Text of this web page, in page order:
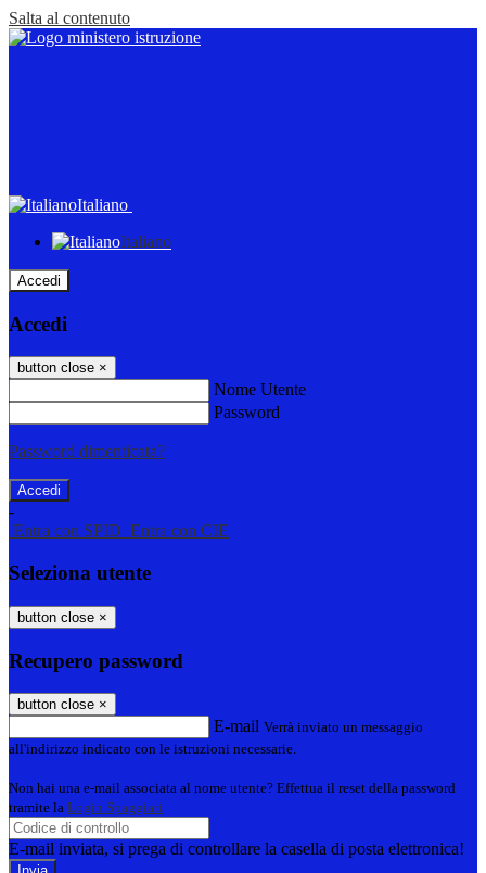
Salta al contenuto
Italiano
Italiano
Accedi
Accedi
button close ×
Nome Utente
Password
Password dimenticata?
-
Entra con SPID Entra con CIE
Seleziona utente
button close ×
Recupero password
button close ×
E-mail Verrà inviato un messaggio
all'indirizzo indicato con le istruzioni necessarie.
Non hai una e-mail associata al nome utente? Effettua il reset della password
tramite la Login Spaggiari
E-mail inviata, si prega di controllare la casella di posta elettronica!